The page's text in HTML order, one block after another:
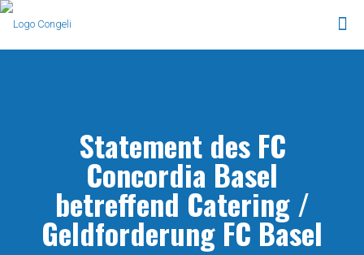
Statement des FC
Concordia Basel
betreffend Catering /
Geldforderung FC Basel